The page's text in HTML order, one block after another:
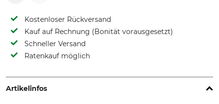
Kostenloser Rückversand
Kauf auf Rechnung (Bonität vorausgesetzt)
Schneller Versand
Ratenkauf möglich
Artikelinfos